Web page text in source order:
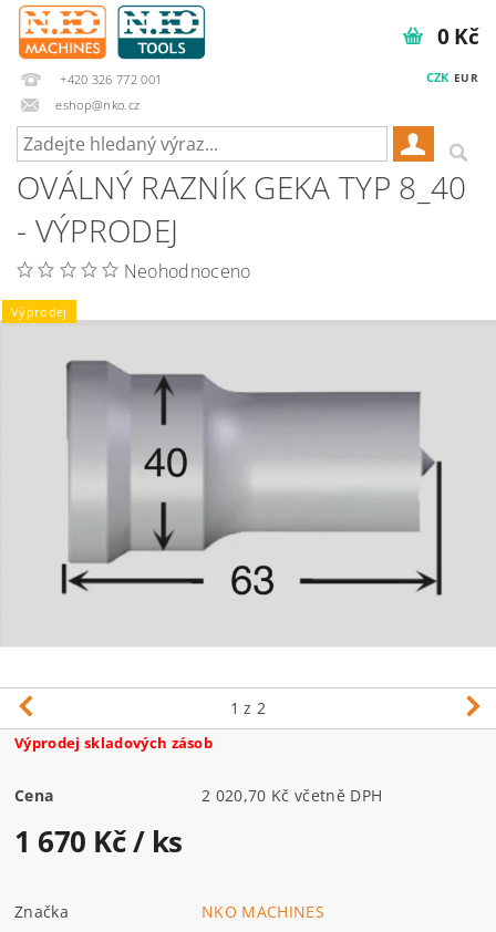
+420 326 772 001
eshop@nko.cz
CZK EUR
0 Kč
OVÁLNÝ RAZNÍK GEKA TYP 8_40
- VÝPRODEJ
Neohodnoceno
Výprodej
1 z 2
Výprodej skladových zásob
Cena 2 020,70 Kč včetně DPH
1 670 Kč/ ks
Značka
NKO MACHINES